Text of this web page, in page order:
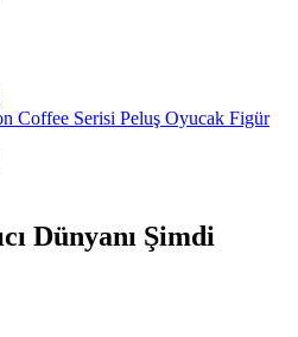
Coffee Serisi Peluş Oyucak Figür
Dünyanı Şimdi